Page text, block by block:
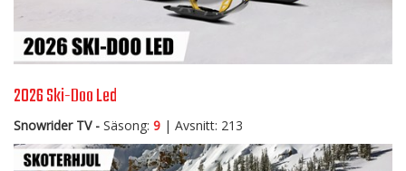
2026 Ski-Doo Led
Snowrider TV - Säsong: 9 | Avsnitt: 213